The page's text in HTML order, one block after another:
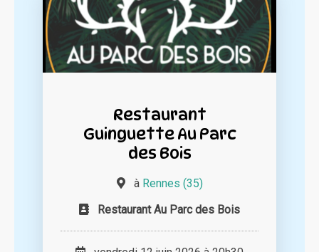
Restaurant
Guinguette Au Parc
des Bois
à Rennes (35)
Restaurant Au Parc des Bois